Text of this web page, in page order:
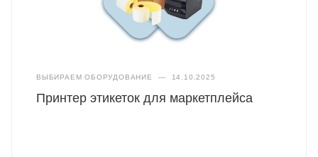
ВЫБИРАЕМ ОБОРУДОВАНИЕ — 14.10.2025
Принтер этикеток для маркетплейса